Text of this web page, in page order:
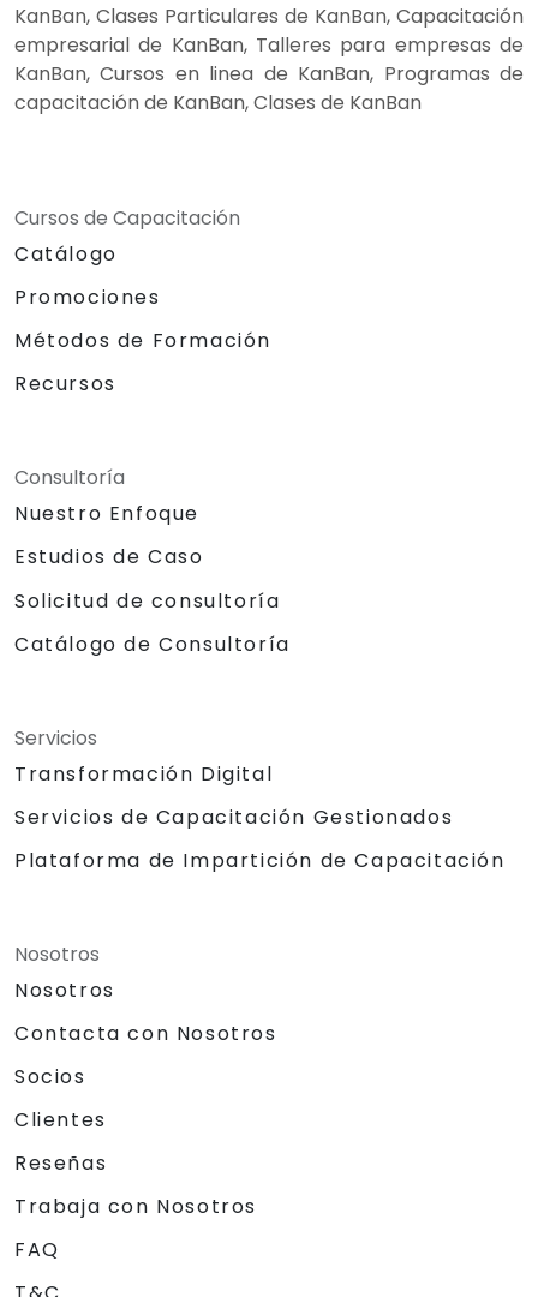
KanBan, Clases Particulares de KanBan, Capacitación
empresarial de KanBan, Talleres para empresas de
KanBan, Cursos en linea de KanBan, Programas de
capacitación de KanBan, Clases de KanBan
Cursos de Capacitación
Catálogo
Promociones
Métodos de Formación
Recursos
Consultoría
Nuestro Enfoque
Estudios de Caso
Solicitud de consultoría
Catálogo de Consultoría
Servicios
Transformación Digital
Servicios de Capacitación Gestionados
Plataforma de Impartición de Capacitación
Nosotros
Nosotros
Contacta con Nosotros
Socios
Clientes
Reseñas
Trabaja con Nosotros
FAQ